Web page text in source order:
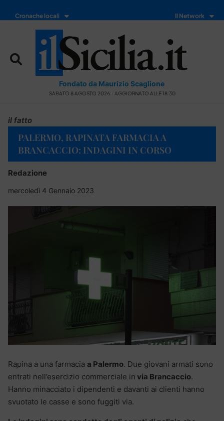
Cronache locali Il Network
Fondato da Maurizio Scaglione
SABATO 8 AGOSTO 2026 - AGGIORNATO ALLE 18:30
il fatto
PALERMO, RAPINATA FARMACIA A
BRANCACCIO: INDAGINI IN CORSO
Redazione
mercoledì 4 Gennaio 2023
Rapina a una farmacia a Palermo. Due giovani armati sono
entrati nell’esercizio commerciale in via Brancaccio.
Hanno minacciato i dipendenti e davanti ai clienti hanno
svuotato le casse e sono fuggiti via.